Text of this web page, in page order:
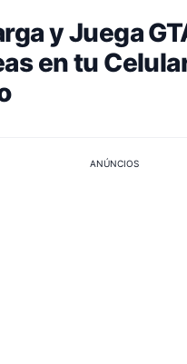
y Juega
en tu
ANÚNCIOS